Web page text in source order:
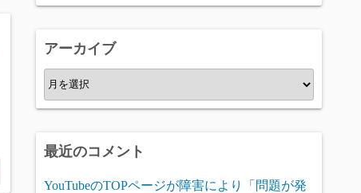
ー
アーカイブ
ア
ー
ブ
最近のコメント
YouTubeのTOPページが障害により「問題が発